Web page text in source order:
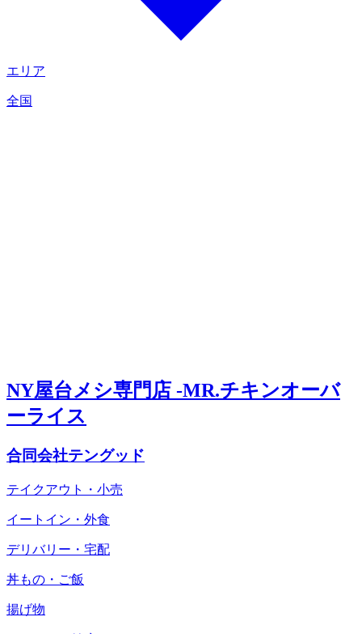
エリア
全国
NY屋台メシ専門店 -MR.チキンオーバ
ーライス
合同会社テングッド
テイクアウト・小売
イートイン・外食
デリバリー・宅配
丼もの・ご飯
揚げ物